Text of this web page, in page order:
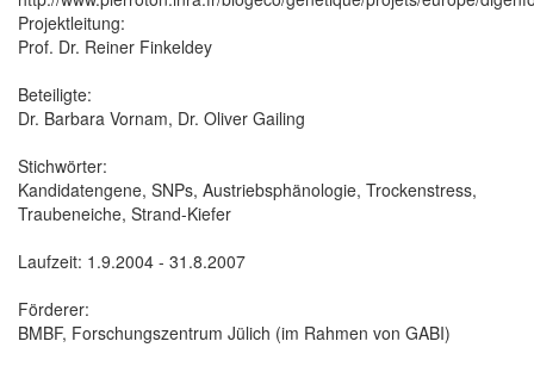
Projektleitung:
Prof. Dr. Reiner Finkeldey
Beteiligte:
Dr. Barbara Vornam, Dr. Oliver Gailing
Stichwörter:
Kandidatengene, SNPs, Austriebsphänologie, Trockenstress,
Traubeneiche, Strand-Kiefer
Laufzeit: 1.9.2004 - 31.8.2007
Förderer:
BMBF, Forschungszentrum Jülich (im Rahmen von GABI)